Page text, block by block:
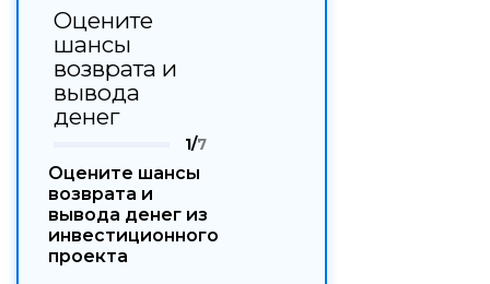
Оцените
шансы
возврата и
вывода
денег
1/7
Оцените шансы
возврата и
вывода денег из
инвестиционного
проекта